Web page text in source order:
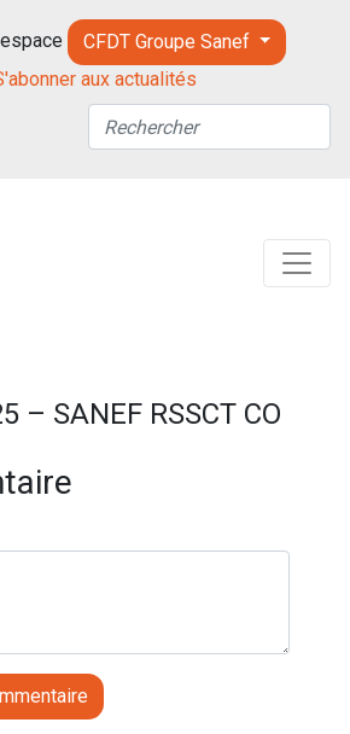
CFDT Groupe Sanef
aux actualités
– SANEF RSSCT CO